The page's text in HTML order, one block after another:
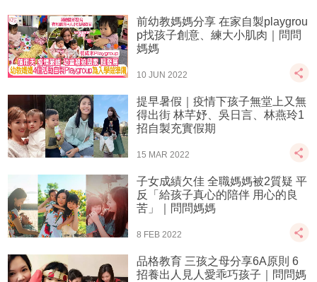
前幼教媽媽分享 在家自製playgrou
p找孩子創意、練大小肌肉｜問問
媽媽
10 JUN 2022
提早暑假｜疫情下孩子無堂上又無
得出街 林芊妤、吳日言、林燕玲1
招自製充實假期
15 MAR 2022
子女成績欠佳 全職媽媽被2質疑 平
反「給孩子真心的陪伴 用心的良
苦」｜問問媽媽
8 FEB 2022
品格教育 三孩之母分享6A原則 6
招養出人見人愛乖巧孩子｜問問媽